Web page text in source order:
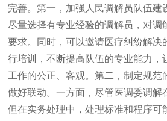
完善。第一，加强人民调解员队伍建
尽量选择有专业经验的调解员，对调
要求。同时，可以邀请医疗纠纷解决
行培训，不断提高队伍的专业能力，
工作的公正、客观。第二，制定规范
做好联动。一方面，尽管医调委调解
但在实务处理中，处理标准和程序可